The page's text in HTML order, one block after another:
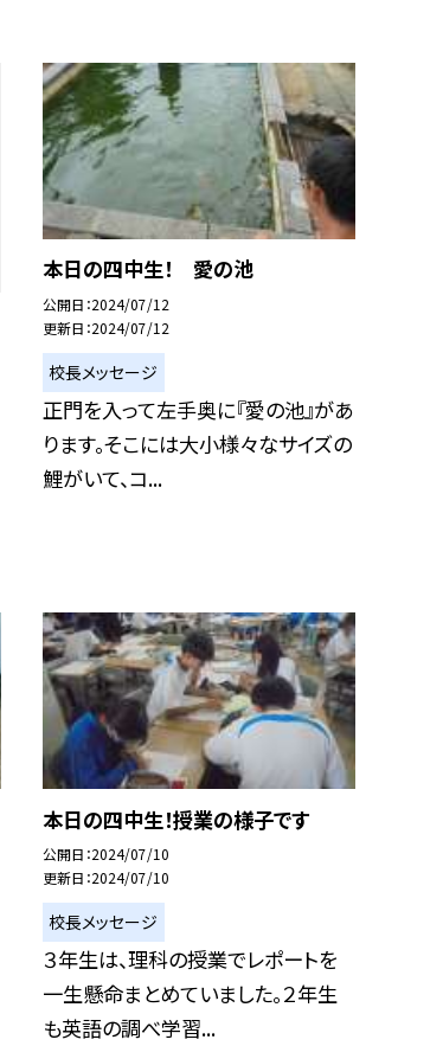
本日の四中生！ 愛の池
公開日 2024/07/12
更新日 2024/07/12
校長メッセージ
正門を入って左手奥に『愛の池』があ
ります。そこには大小様々なサイズの
鯉がいて、コ...
本日の四中生！授業の様子です
公開日 2024/07/10
更新日 2024/07/10
校長メッセージ
３年生は、理科の授業でレポートを
一生懸命まとめていました。２年生
も英語の調べ学習...